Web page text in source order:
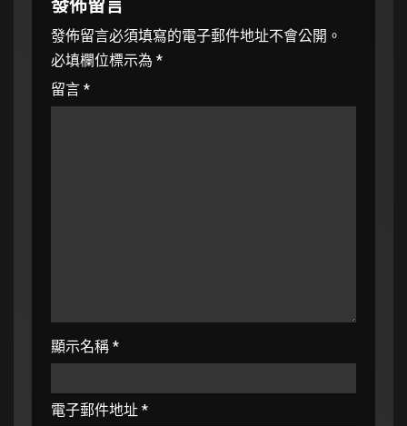
發佈留言
發佈留言必須填寫的電子郵件地址不會公開。
必填欄位標示為 *
留言 *
顯示名稱 *
電子郵件地址 *